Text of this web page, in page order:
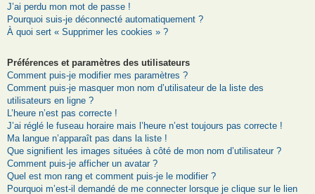
J’ai perdu mon mot de passe !
Pourquoi suis-je déconnecté automatiquement ?
À quoi sert « Supprimer les cookies » ?
Préférences et paramètres des utilisateurs
Comment puis-je modifier mes paramètres ?
Comment puis-je masquer mon nom d’utilisateur de la liste des
utilisateurs en ligne ?
L’heure n’est pas correcte !
J’ai réglé le fuseau horaire mais l’heure n’est toujours pas correcte !
Ma langue n’apparaît pas dans la liste !
Que signifient les images situées à côté de mon nom d’utilisateur ?
Comment puis-je afficher un avatar ?
Quel est mon rang et comment puis-je le modifier ?
Pourquoi m’est-il demandé de me connecter lorsque je clique sur le lien